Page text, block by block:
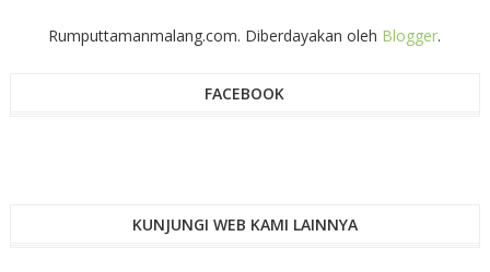
Rumputtamanmalang.com. Diberdayakan oleh Blogger.
FACEBOOK
KUNJUNGI WEB KAMI LAINNYA